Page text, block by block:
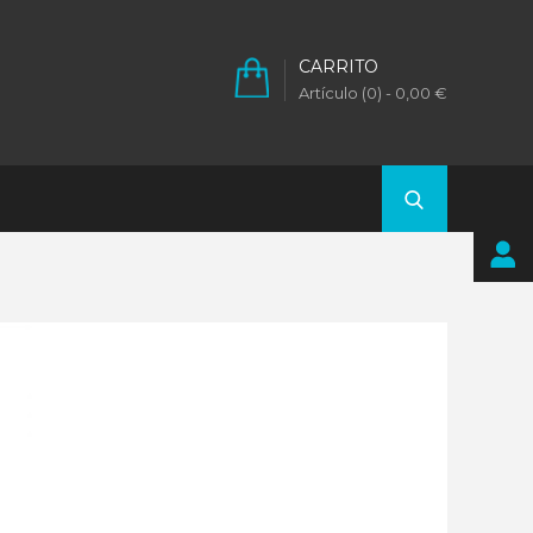
CARRITO
Artículo (0) - 0,00 €